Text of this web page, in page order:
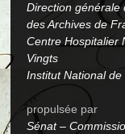
Direction générale
des Archives de
Centre Hospitalier
Vingts
Institut National
propulsée par
Sénat –